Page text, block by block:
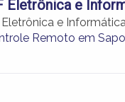
Eletrônica e
Eletrônica e Informática
Remoto em